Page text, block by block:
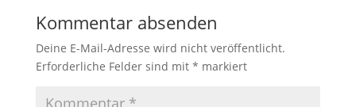
Kommentar absenden
Deine E-Mail-Adresse wird nicht veröffentlicht.
Erforderliche Felder sind mit * markiert